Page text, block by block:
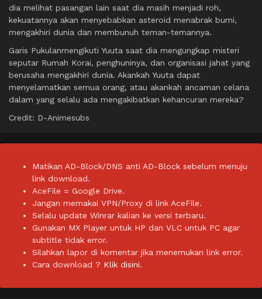
dia melihat pasangan lain saat dia masih menjadi roh,
kekuatannya akan menyebabkan asteroid menabrak bumi,
mengakhiri dunia dan membunuh teman-temannya.
Garis Pukulanmengikuti Yuuta saat dia mengungkap misteri
seputar Rumah Korai, penghuninya, dan organisasi jahat yang
berusaha mengakhiri dunia. Akankah Yuuta dapat
menyelamatkan semua orang, atau akankah ancaman celana
dalam yang selalu ada mengakibatkan kehancuran mereka?
Credit: D-Animesubs
Matikan AD-Block/DNS anti AD-Block sebelum menuju
link download.
AceFile = Google Drive.
Jangan memakai VPN/Proxy di link AceFile.
Selalu update Winrar kalian ke versi terbaru.
Gunakan MX Player untuk HP dan VLC untuk PC agar
subtitle tidak error.
Silahkan lapor di komentar jika menemukan link error.
Cara download ? Klik disini.